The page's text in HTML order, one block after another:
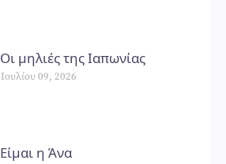
Οι μηλιές της Ιαπωνίας
Ιουλίου 09, 2026
Είμαι η Άνα